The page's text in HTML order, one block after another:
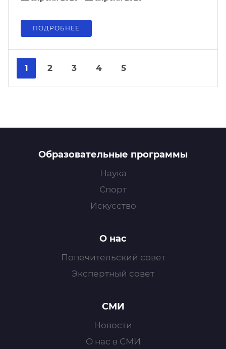
ПОДРОБНЕЕ
1 2 3 4 5
Образовательные программы
Наука
Спорт
Искусство
О нас
Попечительский совет
Экспертный совет
СМИ
Новости
О нас в СМИ